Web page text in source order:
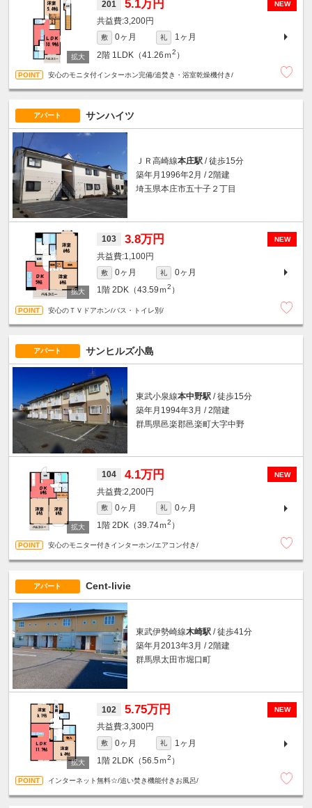
NEW
201 5.1万円
3,200円
敷 0ヶ月 礼
1ヶ月
2階 1LDK（41.26ｍ2 ）
安心のモニタ付インターホン完備/追焚き・浴室乾燥機付き/
アパート サンハイツ
ＪＲ高崎線本庄駅 / 徒歩15分
築年月1996年2月 / 2階建
埼玉県本庄市五十子２丁目
NEW
103 3.8万円
1,100円
敷 0ヶ月 礼
0ヶ月
1階 2DK（43.59ｍ2 ）
安心のＴＶドアホン/バス・トイレ別/
アパート サンヒルズ小島
東武小泉線本中野駅 / 徒歩15分
築年月1994年3月 / 2階建
群馬県邑楽郡邑楽町大字中野
NEW
104 4.1万円
2,200円
敷 0ヶ月 礼
0ヶ月
1階 2DK（39.74ｍ2 ）
安心のモニター付きインターホン/エアコン付き/
アパート Cent-livie
東武伊勢崎線木崎駅 / 徒歩41分
築年月2013年3月 / 2階建
群馬県太田市堀口町
NEW
102 5.75万円
3,300円
敷 0ヶ月 礼
1ヶ月
1階 2LDK（56.5ｍ2 ）
インターネット無料☆/追い焚き機能付きお風呂/